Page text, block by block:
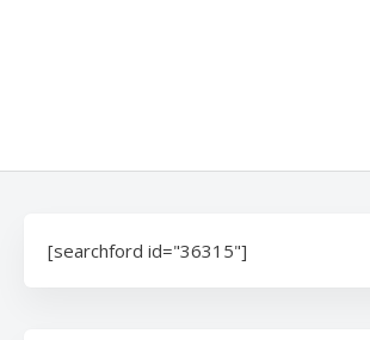
[searchford id="36315"]